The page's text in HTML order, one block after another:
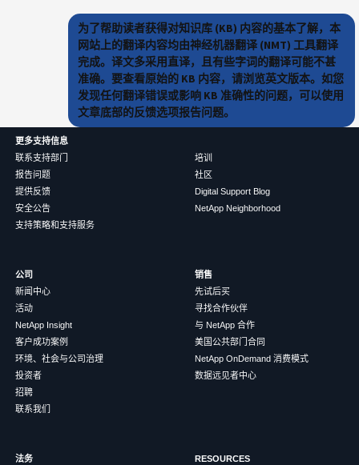
为了帮助读者获得对知识库 (KB) 内容的基本了解，本
网站上的翻译内容均由神经机器翻译 (NMT) 工具翻译
完成。译文多采用直译，且有些字词的翻译可能不甚
准确。要查看原始的 KB 内容，请浏览英文版本。如您
发现任何翻译错误或影响 KB 准确性的问题，可以使用
文章底部的反馈选项报告问题。
更多支持信息
联系支持部门
报告问题
提供反馈
安全公告
支持策略和支持服务
培训
社区
Digital Support Blog
NetApp Neighborhood
公司
新闻中心
活动
NetApp Insight
客户成功案例
环境、社会与公司治理
投资者
招聘
联系我们
销售
先试后买
寻找合作伙伴
与 NetApp 合作
美国公共部门合同
NetApp OnDemand 消费模式
数据远见者中心
法务 RESOURCES